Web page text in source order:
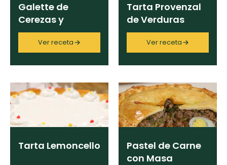
Programas
Limpiar
Galette de
Cerezas y
Pistachos
Ver receta
Tarta Provenzal
de Verduras
Ver receta
Tarta Lemoncello
Pastel de Carne
con Masa